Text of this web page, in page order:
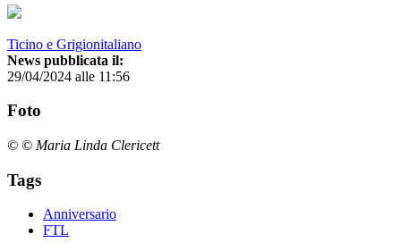
Ticino e Grigionitaliano
News pubblicata il:
29/04/2024 alle 11:56
Foto
© © Maria Linda Clericett
Tags
Anniversario
FTL